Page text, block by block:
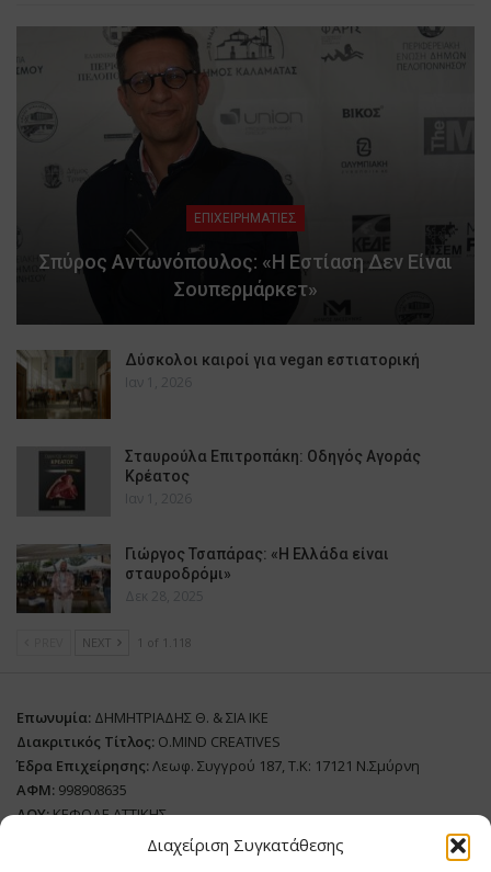
Διαχείριση Συγκατάθεσης
ΕΠΙΧΕΙΡΗΜΑΤΙΕΣ
Σπύρος Αντωνόπουλος: «Η Εστίαση Δεν Είναι
Σουπερμάρκετ»
Δύσκολοι καιροί για vegan εστιατορική
Ιαν 1, 2026
Σταυρούλα Επιτροπάκη: Οδηγός Αγοράς
Κρέατος
Ιαν 1, 2026
Γιώργος Τσαπάρας: «Η Ελλάδα είναι
σταυροδρόμι»
Δεκ 28, 2025
NEXT 1 of 1.118
Επωνυμία: ΔΗΜΗΤΡΙΑΔΗΣ Θ. & ΣΙΑ ΙΚΕ
Διακριτικός Τίτλος: O.MIND CREATIVES
Έδρα Επιχείρησης:Λεωφ. Συγγρού 187, Τ.Κ: 17121 Ν.Σμύρνη
ΑΦΜ: 998908635
ΔΟΥ:ΚΕΦΟΔΕ ΑΤΤΙΚΗΣ
Όνομα Ιδιοκτήτη και Νόμιμο Πρόσωπο: Θεόδωρος Δημητριάδης